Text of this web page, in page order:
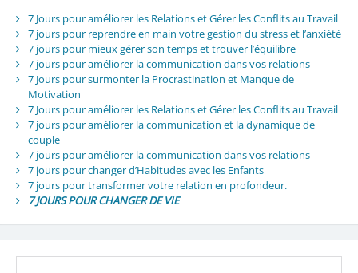
7 Jours pour améliorer les Relations et Gérer les Conflits au Travail
7 jours pour reprendre en main votre gestion du stress et l’anxiété
7 jours pour mieux gérer son temps et trouver l’équilibre
7 jours pour améliorer la communication dans vos relations
7 Jours pour surmonter la Procrastination et Manque de
Motivation
7 Jours pour améliorer les Relations et Gérer les Conflits au Travail
7 jours pour améliorer la communication et la dynamique de
couple
7 jours pour améliorer la communication dans vos relations
7 jours pour changer d’Habitudes avec les Enfants
7 jours pour transformer votre relation en profondeur.
7 JOURS POUR CHANGER DE VIE